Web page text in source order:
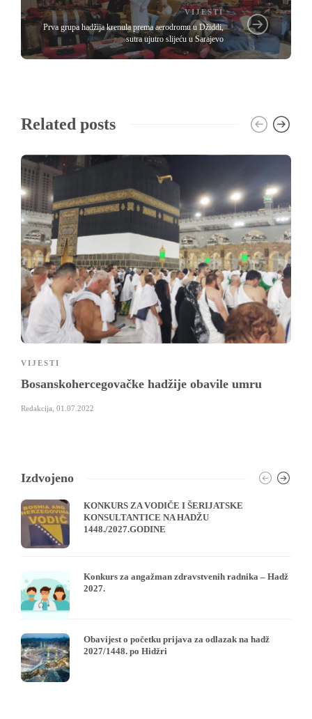
VIJESTI
Prva grupa hadžija krenula prema aerodromu u Džiddi,
sutra ujutro slijeću u Sarajevo
Related posts
VIJESTI
Bosanskohercegovačke hadžije obavile umru
Redakcija 01.07.2022
Izdvojeno
KONKURS ZA VODIČE I ŠERIJATSKE
KONSULTANTICE NA HADŽU
1448./2027.GODINE
Konkurs za angažman zdravstvenih radnika – Hadž
2027.
Obavijest o početku prijava za odlazak na hadž
2027/1448. po Hidžri